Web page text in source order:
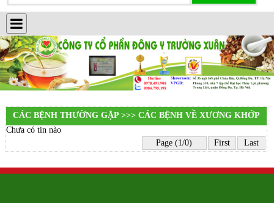
CÁC BỆNH THƯỜNG GẶP >>> CÁC BỆNH VỀ XƯƠNG KHỚP
Chưa có tin nào
Page (1/0)
First Last